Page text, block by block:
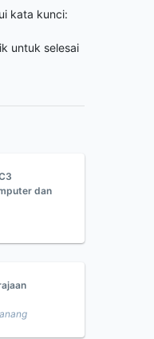
kata kunci:
untuk selesai
dan